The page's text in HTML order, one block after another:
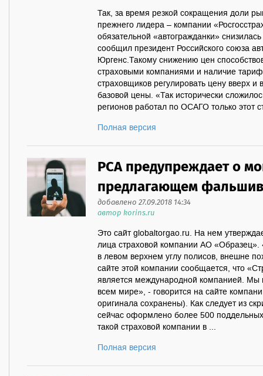
Так, за время резкой сокращения доли
прежнего лидера – компании
обязательной «автогражданки»
сообщил президент Российского союза
Юргенс.Такому снижению цен
страховыми компаниями и наличие
страховщиков регулировать цену вверх и
базовой цены. «Так исторически
регионов работал по ОСАГО только этот
Полная версия
РСА предупреждает о
предлагающем
добавлено 27.09.2018 14:34
автор korins.ru
Это сайт globaltorgao.ru. На нем
лица страховой компании АО
в левом верхнем углу полисов, внешне
сайте этой компании сообщается, что
является международной компанией. Мы
всем мире», - говорится на сайте
оригинала сохранены). Как следует из
сейчас оформлено более 500
такой страховой компании в ...
Полная версия